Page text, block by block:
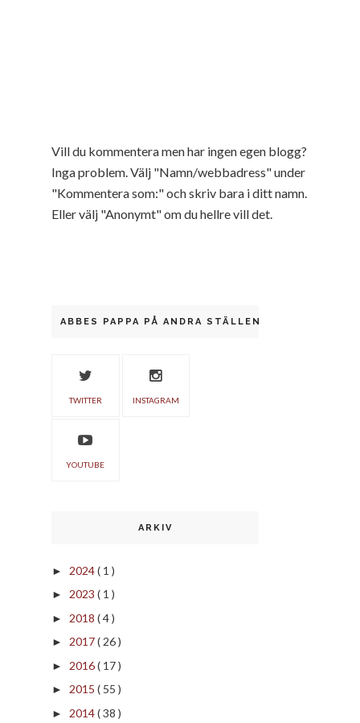
Vill du kommentera men har ingen egen blogg?
Inga problem. Välj "Namn/webbadress" under
"Kommentera som:" och skriv bara i ditt namn.
Eller välj "Anonymt" om du hellre vill det.
ABBES PAPPA PÅ ANDRA STÄLLEN
TWITTER INSTAGRAM
YOUTUBE
ARKIV
► 2024( 1 )
► 2023 ( 1 )
► 2018 ( 4 )
► 2017( 26 )
► 2016( 17 )
► 2015 ( 55 )
► 2014( 38 )